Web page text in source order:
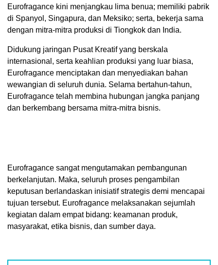
Eurofragance kini menjangkau lima benua; memiliki pabrik
di Spanyol, Singapura, dan Meksiko; serta, bekerja sama
dengan mitra-mitra produksi di Tiongkok dan India.
Didukung jaringan Pusat Kreatif yang berskala
internasional, serta keahlian produksi yang luar biasa,
Eurofragance menciptakan dan menyediakan bahan
wewangian di seluruh dunia. Selama bertahun-tahun,
Eurofragance telah membina hubungan jangka panjang
dan berkembang bersama mitra-mitra bisnis.
Eurofragance sangat mengutamakan pembangunan
berkelanjutan. Maka, seluruh proses pengambilan
keputusan berlandaskan inisiatif strategis demi mencapai
tujuan tersebut. Eurofragance melaksanakan sejumlah
kegiatan dalam empat bidang: keamanan produk,
masyarakat, etika bisnis, dan sumber daya.